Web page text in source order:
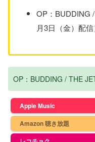
OP：BUDDING
月3日（金）配信
OP：BUDDING / THE
Apple Music
Amazon 聴き放題